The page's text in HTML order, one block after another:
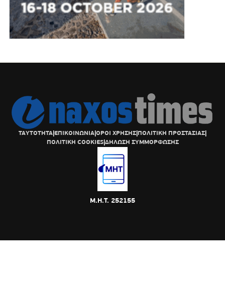
ΤΑΥΤΟΤΗΤΑ|ΕΠΙΚΟΙΝΩΝΙΑ|ΟΡΟΙ ΧΡΗΣΗΣ|ΠΟΛΙΤΙΚΗ ΠΡΟΣΤΑΣΙΑΣ|
ΠΟΛΙΤΙΚΗ COOKIES|ΔΗΛΩΣΗ ΣΥΜΜΟΡΦΩΣΗΣ
Μ.Η.Τ. 252155